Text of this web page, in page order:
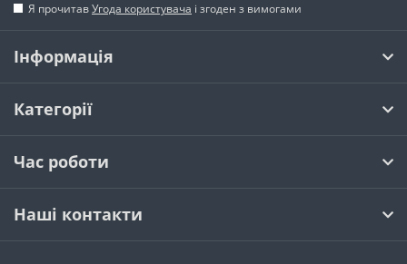
Я прочитавУгода користувача і згоден з вимогами
Інформація
Категорії
Час роботи
Наші контакти